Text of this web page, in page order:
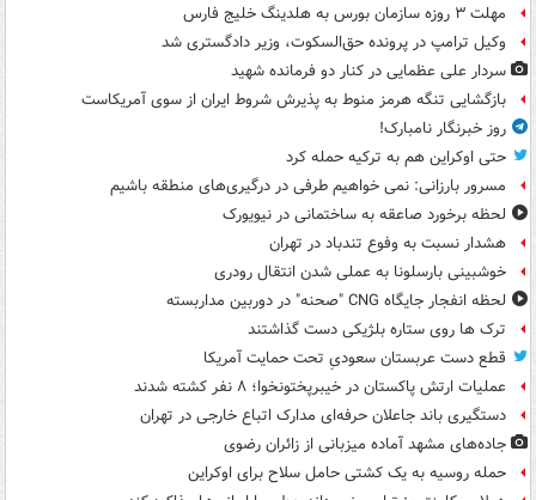
مهلت ۳ روزه سازمان بورس به هلدینگ خلیج فارس
وکیل ترامپ در پرونده حق‌السکوت، وزیر دادگستری شد
سردار علی عظمایی در کنار دو فرمانده شهید
بازگشایی تنگه هرمز منوط به پذیرش شروط ایران از سوی آمریکاست
روز خبرنگار نامبارک!
حتی اوکراین هم به ترکیه حمله کرد
مسرور بارزانی: نمی خواهیم طرفی در درگیری‌های منطقه باشیم
لحظه برخورد صاعقه به ساختمانی در نیویورک
هشدار نسبت به وفوع تندباد در تهران
خوشبینی بارسلونا به عملی شدن انتقال رودری
لحظه انفجار جایگاه CNG "صحنه" در دوربین مداربسته
ترک ها روی ستاره بلژیکی دست گذاشتند
قطع دست عربستان سعودیِ تحت حمایت آمریکا
عملیات ارتش پاکستان در خیبرپختونخوا؛ ۸ نفر کشته شدند
دستگیری باند جاعلان حرفه‌ای مدارک اتباع خارجی در تهران
جاده‌های مشهد آماده میزبانی از زائران رضوی
حمله روسیه به یک کشتی حامل سلاح برای اوکراین